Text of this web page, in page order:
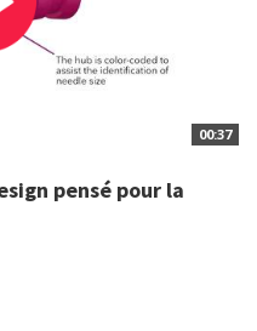
00:37
pensé pour la